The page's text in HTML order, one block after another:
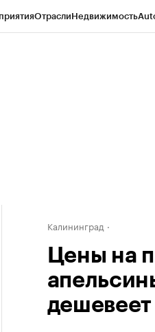
ОтраслиНедвижимость
Калининград
Цены на
дешевеет